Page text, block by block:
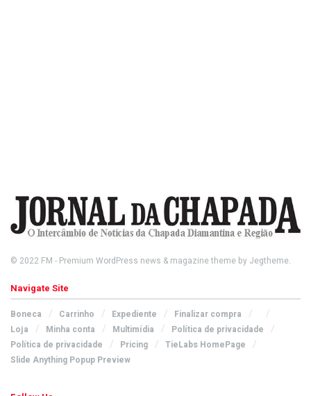
© 2022 FM - Premium WordPress news & magazine theme by Jegtheme.
Navigate Site
Boneca Carrinho Expediente
Finalizar compra
Loja
Minha conta Multimídia
Política de privacidade
Política de privacidade
Pricing
TieLabs HomePage
Slide Anything Popup Preview